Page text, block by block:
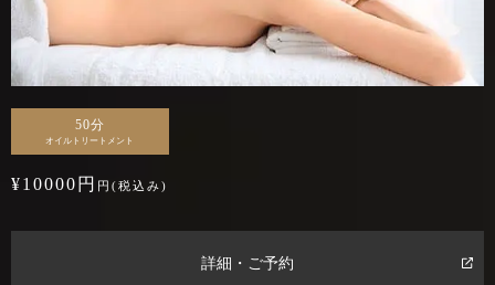
50分
オイルトリートメント
¥10000円 円(税込み)
詳細・ご予約